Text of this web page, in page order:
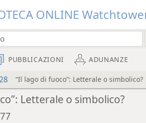
ONLINE
PUBBLICAZIONI ADUNANZE
“Il lago di fuoco”: Letterale o simbolico?
Letterale o simbolico?